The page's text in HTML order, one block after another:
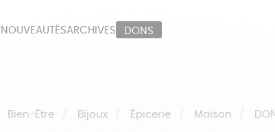
NOUVEAUTÉSARCHIVES DONS
Bien-Être Bijoux Épicerie Maison